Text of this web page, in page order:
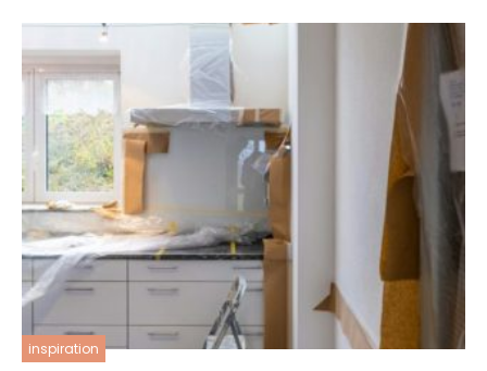
inspiration